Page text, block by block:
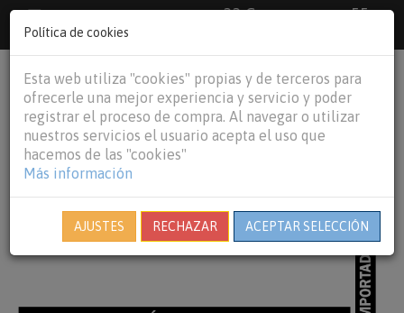
33 €
55
€Baleares y
person shopping_cart
Política de cookies
Esta web utiliza "cookies" propias y de terceros para
ofrecerle una mejor experiencia y servicio y poder
registrar el proceso de compra. Al navegar o utilizar
nuestros servicios el usuario acepta el uso que
hacemos de las "cookies"
Más información
AJUSTES RECHAZAR ACEPTAR SELECCIÓN